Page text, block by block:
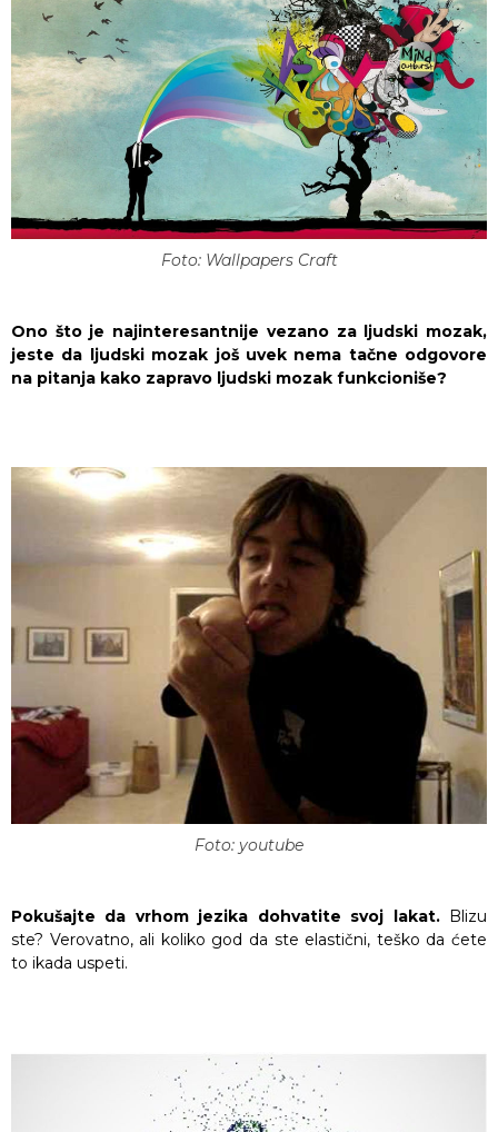
Foto: Wallpapers Craft
Ono što je najinteresantnije vezano za ljudski mozak,
jeste da ljudski mozak još uvek nema tačne odgovore
na pitanja kako zapravo ljudski mozak funkcioniše?
Foto: youtube
Pokušajte da vrhom jezika dohvatite svoj lakat. Blizu
ste? Verovatno, ali koliko god da ste elastični, teško da ćete
to ikada uspeti.